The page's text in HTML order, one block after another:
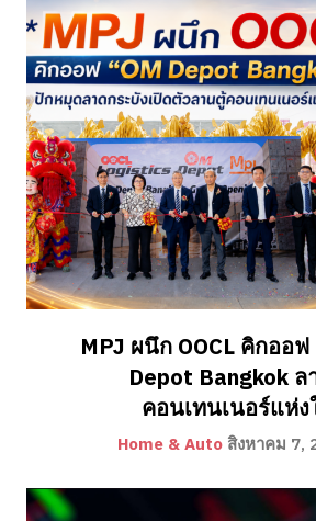
MPJ ผนึก OOCL คิกออฟ
Depot Bangkok
คอนเทนเนอร์แห่
Home & Auto สิงหาคม 7,